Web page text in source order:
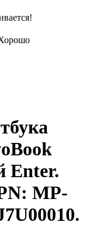
Enter.
MP-